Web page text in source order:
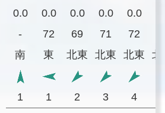
0.0 0.0 0.0 0.0 0.0
-
72 69 71 72
南
東 北東 北東 北東 北
1 1 2 3 4